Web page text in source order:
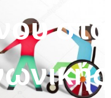
στο